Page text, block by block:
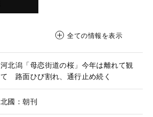
全ての情報を表示
河北潟「母恋街道の桜」今年は離れて観
て 路面ひび割れ、通行止め続く
北國：朝刊